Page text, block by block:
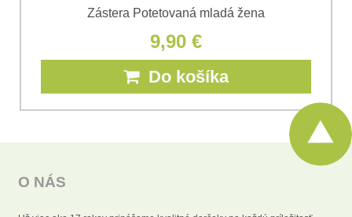
Zástera Potetovaná mladá žena
9,90 €
Do košíka
O NÁS